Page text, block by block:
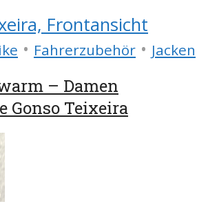
• Fahrerzubehör • Jacken
– Damen
Gonso Teixeira